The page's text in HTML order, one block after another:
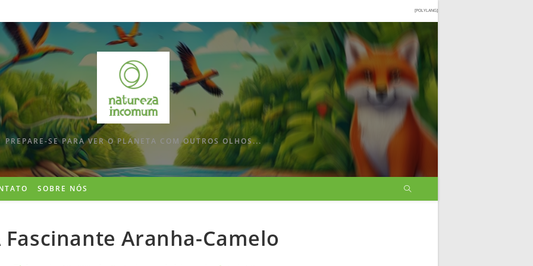
[POLYLANG]
PREPARE-SE PARA VER O PLANETA COM OUTROS OLHOS...
SOBRE NÓS
Fascinante Aranha-Camelo